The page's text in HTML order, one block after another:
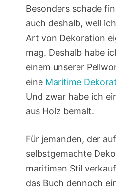
Besonders schade
auch deshalb, weil
Art von Dekoration
mag. Deshalb habe
einem unserer
eine Maritime
Und zwar habe ich
aus Holz bemalt.
Für jemanden, der
selbstgemachte
maritimen Stil
das Buch dennoch